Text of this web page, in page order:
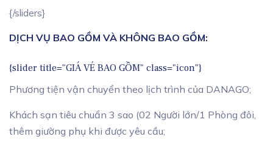
{/sliders}
DỊCH VỤ BAO GỒM VÀ KHÔNG BAO GỒM:
{slider title="GIÁ VÉ BAO GỒM" class="icon"}
Phương tiện vận chuyển theo lịch trình của DANAGO;
Khách sạn tiêu chuẩn 3 sao (02 Người lớn/1 Phòng đôi,
thêm giường phụ khi được yêu cầu;